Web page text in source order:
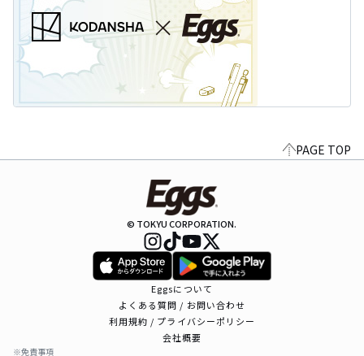
PAGE TOP
© TOKYU CORPORATION.
Eggsについて
よくある質問 / お問い合わせ
利用規約 / プライバシーポリシー
会社概要
※免責事項